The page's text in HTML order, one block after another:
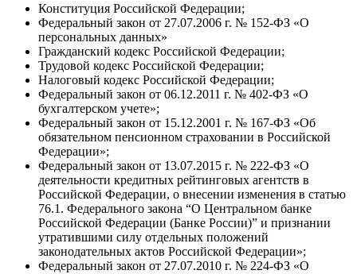
Конституция Российской Федерации;
Федеральный закон от 27.07.2006 г. № 152-ФЗ «О
персональных данных»
Гражданский кодекс Российской Федерации;
Трудовой кодекс Российской Федерации;
Налоговый кодекс Российской Федерации;
Федеральный закон от 06.12.2011 г. № 402-ФЗ «О
бухгалтерском учете»;
Федеральный закон от 15.12.2001 г. № 167-ФЗ «Об
обязательном пенсионном страховании в Российской
Федерации»;
Федеральный закон от 13.07.2015 г. № 222-ФЗ «О
деятельности кредитных рейтинговых агентств в
Российской Федерации, о внесении изменения в статью
76.1. Федерального закона “О Центральном банке
Российской Федерации (Банке России)” и признании
утратившими силу отдельных положений
законодательных актов Российской Федерации»;
Федеральный закон от 27.07.2010 г. № 224-ФЗ «О